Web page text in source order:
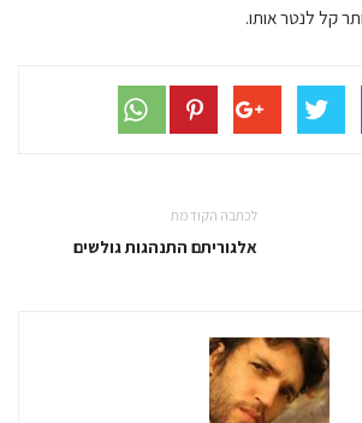
קל לנטר אותו.
לכתבה הקודמת
אלגוריתם התנהגות גולשים